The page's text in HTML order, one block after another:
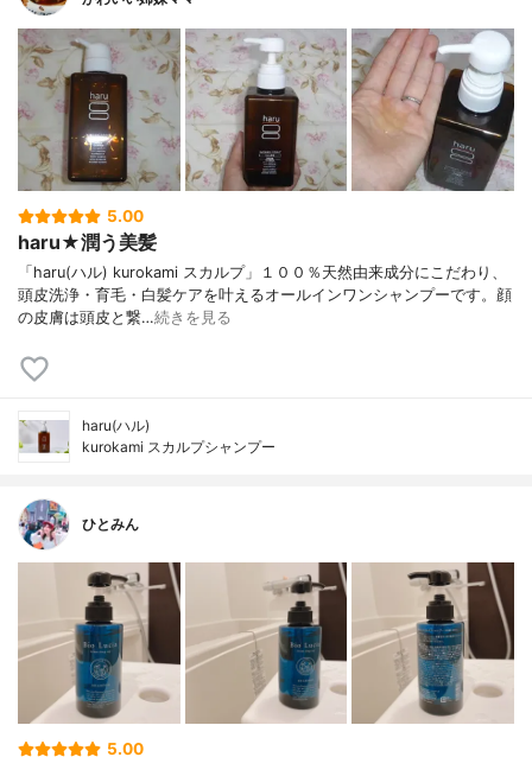
5.00
haru★潤う美髪
「haru(ハル) kurokami スカルプ」１００％天然由来成分にこだわり、
頭皮洗浄・育毛・白髪ケアを叶えるオールインワンシャンプーです。顔
の皮膚は頭皮と繋…続きを見る
haru(ハル)
kurokami スカルプシャンプー
ひとみん
5.00